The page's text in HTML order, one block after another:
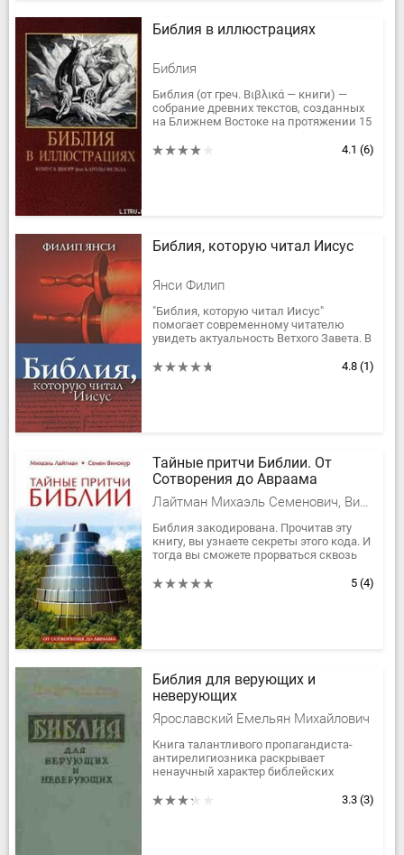
Библия в иллюстрациях
Библия
Библия (от греч. Βιβλικά — книги) —
собрание древних текстов, созданных
на Ближнем Востоке на протяжении 15
канонизированное в...
4.1 (6)
Библия, которую читал Иисус
Янси Филип
"Библия, которую читал Иисус"
помогает современному читателю
увидеть актуальность Ветхого Завета. В
Псалмах, Екклезиасте, пророческих...
4.8 (1)
Тайные притчи Библии. От
Сотворения до Авраама
Лайтман Михаэль Семенович, Винокур Семен Матвеевич
Библия закодирована. Прочитав эту
книгу, вы узнаете секреты этого кода. И
тогда вы сможете прорваться сквозь
первый взгляд состоит, к...
5 (4)
Библия для верующих и
неверующих
Ярославский Емельян Михайлович
Книга талантливого пропагандиста-
антирелигиозника раскрывает
ненаучный характер библейских
солнечной системы, Земли, растений,...
3.3 (3)